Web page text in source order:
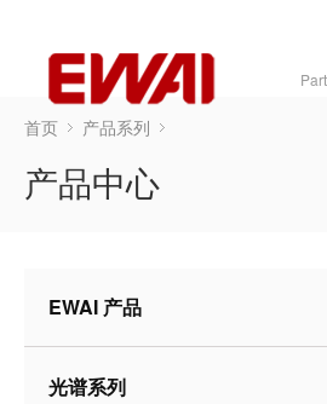
首页 产品系列
产品中心
EWAI 产品
光谱系列